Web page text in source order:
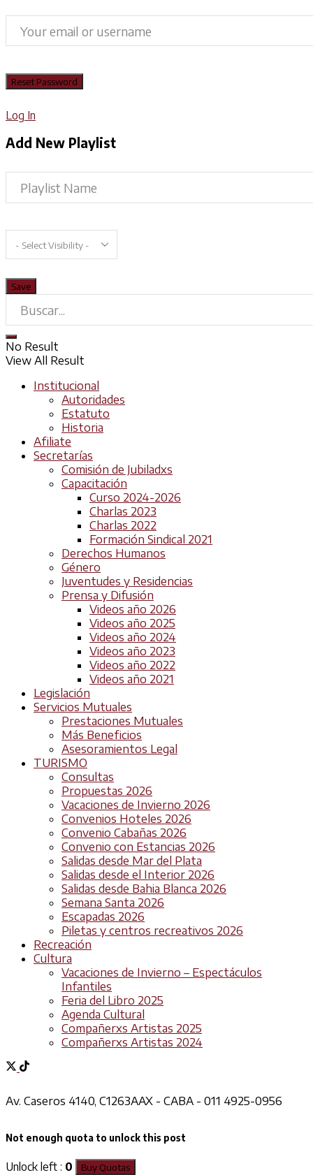
Log In
Add New Playlist
No Result
View All Result
Institucional
Autoridades
Estatuto
Historia
Afiliate
Secretarías
Comisión de Jubiladxs
Capacitación
Curso 2024-2026
Charlas 2023
Charlas 2022
Formación Sindical 2021
Derechos Humanos
Género
Juventudes y Residencias
Prensa y Difusión
Videos año 2026
Videos año 2025
Videos año 2024
Videos año 2023
Videos año 2022
Videos año 2021
Legislación
Servicios Mutuales
Prestaciones Mutuales
Más Beneficios
Asesoramientos Legal
TURISMO
Consultas
Propuestas 2026
Vacaciones de Invierno 2026
Convenios Hoteles 2026
Convenio Cabañas 2026
Convenio con Estancias 2026
Salidas desde Mar del Plata
Salidas desde el Interior 2026
Salidas desde Bahia Blanca 2026
Semana Santa 2026
Escapadas 2026
Piletas y centros recreativos 2026
Recreación
Cultura
Vacaciones de Invierno – Espectáculos
Infantiles
Feria del Libro 2025
Agenda Cultural
Compañerxs Artistas 2025
Compañerxs Artistas 2024
Av. Caseros 4140, C1263AAX - CABA - 011 4925-0956
Not enough quota to unlock this post
Unlock left : 0 Buy Quotas